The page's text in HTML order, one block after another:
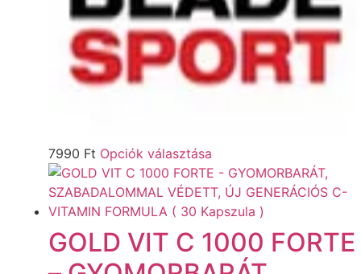
7990 Ft Opciók választása
GOLD VIT C 1000 FORTE